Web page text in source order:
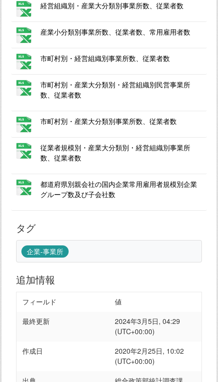
経営組織別・産業大分類別事業所数、従業者数
産業小分類別事業所数、従業者数、常用雇用者数
市町村別・経営組織別事業所数、従業者数
市町村別・産業大分類別・経営組織別民営事業所
数、従業者数
市町村別・産業大分類別事業所数、従業者数
従業者規模別・産業大分類別・経営組織別事業所
数、従業者数
都道府県別親会社の国内企業常用雇用者規模別企業
グループ数及び子会社数
タグ
企業-事業所
追加情報
フィールド
値
最終更新
2024年3月5日, 04:29
(UTC+00:00)
作成日
2020年2月25日, 10:02
(UTC+00:00)